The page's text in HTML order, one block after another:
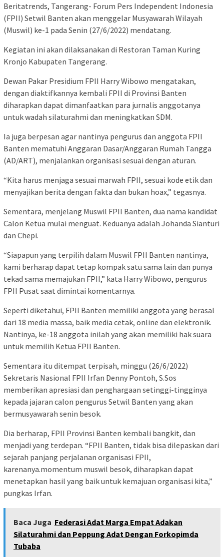
Beritatrends, Tangerang- Forum Pers Independent Indonesia
(FPII) Setwil Banten akan menggelar Musyawarah Wilayah
(Muswil) ke-1 pada Senin (27/6/2022) mendatang.
Kegiatan ini akan dilaksanakan di Restoran Taman Kuring
Kronjo Kabupaten Tangerang.
Dewan Pakar Presidium FPII Harry Wibowo mengatakan,
dengan diaktifkannya kembali FPII di Provinsi Banten
diharapkan dapat dimanfaatkan para jurnalis anggotanya
untuk wadah silaturahmi dan meningkatkan SDM.
Ia juga berpesan agar nantinya pengurus dan anggota FPII
Banten mematuhi Anggaran Dasar/Anggaran Rumah Tangga
(AD/ART), menjalankan organisasi sesuai dengan aturan.
“Kita harus menjaga sesuai marwah FPII, sesuai kode etik dan
menyajikan berita dengan fakta dan bukan hoax,” tegasnya.
Sementara, menjelang Muswil FPII Banten, dua nama kandidat
Calon Ketua mulai menguat. Keduanya adalah Johanda Sianturi
dan Chepi.
“Siapapun yang terpilih dalam Muswil FPII Banten nantinya,
kami berharap dapat tetap kompak satu sama lain dan punya
tekad sama memajukan FPII,” kata Harry Wibowo, pengurus
FPII Pusat saat dimintai komentarnya.
Seperti diketahui, FPII Banten memiliki anggota yang berasal
dari 18 media massa, baik media cetak, online dan elektronik.
Nantinya, ke-18 anggota inilah yang akan memiliki hak suara
untuk memilih Ketua FPII Banten.
Sementara itu ditempat terpisah, minggu (26/6/2022)
Sekretaris Nasional FPII Irfan Denny Pontoh, S.Sos
memberikan apresiasi dan penghargaan setinggi-tingginya
kepada jajaran calon pengurus Setwil Banten yang akan
bermusyawarah senin besok.
Dia berharap, FPII Provinsi Banten kembali bangkit, dan
menjadi yang terdepan. “FPII Banten, tidak bisa dilepaskan dari
sejarah panjang perjalanan organisasi FPII,
karenanya.momentum muswil besok, diharapkan dapat
menetapkan hasil yang baik untuk kemajuan organisasi kita,”
pungkas Irfan.
Baca Juga Federasi Adat Marga Empat Adakan
Silaturahmi dan Peppung Adat Dengan Forkopimda
Tubaba